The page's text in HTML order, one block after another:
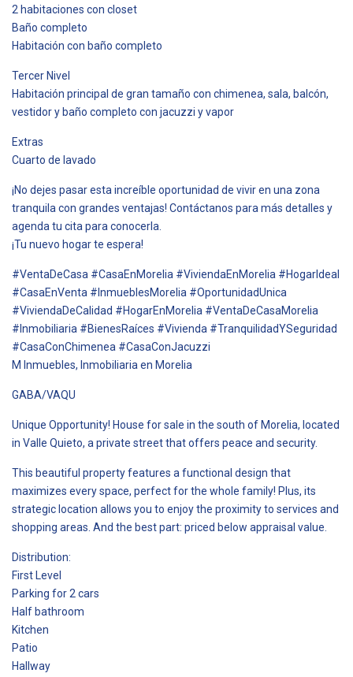
2 habitaciones con closet
Baño completo
Habitación con baño completo
Tercer Nivel
Habitación principal de gran tamaño con chimenea, sala, balcón,
vestidor y baño completo con jacuzzi y vapor
Extras
Cuarto de lavado
¡No dejes pasar esta increíble oportunidad de vivir en una zona
tranquila con grandes ventajas! Contáctanos para más detalles y
agenda tu cita para conocerla.
¡Tu nuevo hogar te espera!
#VentaDeCasa #CasaEnMorelia #ViviendaEnMorelia #HogarIdeal
#CasaEnVenta #InmueblesMorelia #OportunidadUnica
#ViviendaDeCalidad #HogarEnMorelia #VentaDeCasaMorelia
#Inmobiliaria #BienesRaíces #Vivienda #TranquilidadYSeguridad
#CasaConChimenea #CasaConJacuzzi
M Inmuebles, Inmobiliaria en Morelia
GABA/VAQU
Unique Opportunity! House for sale in the south of Morelia, located
in Valle Quieto, a private street that offers peace and security.
This beautiful property features a functional design that
maximizes every space, perfect for the whole family! Plus, its
strategic location allows you to enjoy the proximity to services and
shopping areas. And the best part: priced below appraisal value.
Distribution:
First Level
Parking for 2 cars
Half bathroom
Kitchen
Patio
Hallway